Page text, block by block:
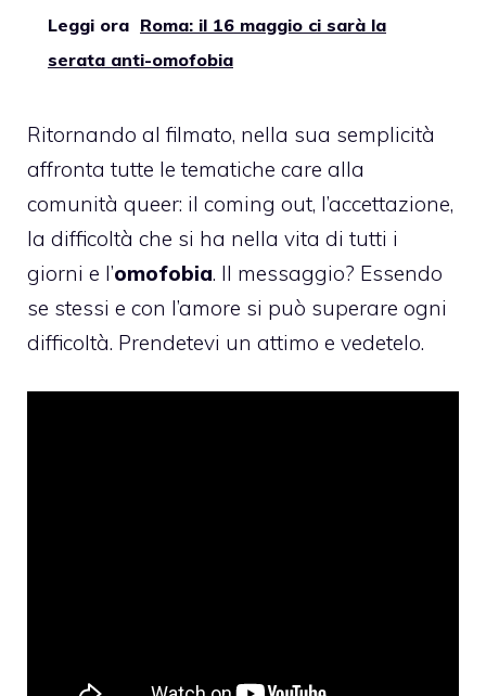
Leggi ora Roma: il 16 maggio ci sarà la
serata anti-omofobia
Ritornando al filmato, nella sua semplicità
affronta tutte le tematiche care alla
comunità queer: il coming out, l’accettazione,
la difficoltà che si ha nella vita di tutti i
giorni e l’omofobia. Il messaggio? Essendo
se stessi e con l’amore si può superare ogni
difficoltà. Prendetevi un attimo e vedetelo.